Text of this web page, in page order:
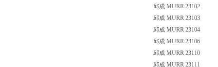
邱成 MURR 23102
邱成 MURR 23103
邱成 MURR 23104
邱成 MURR 23106
邱成 MURR 23110
邱成 MURR 23111